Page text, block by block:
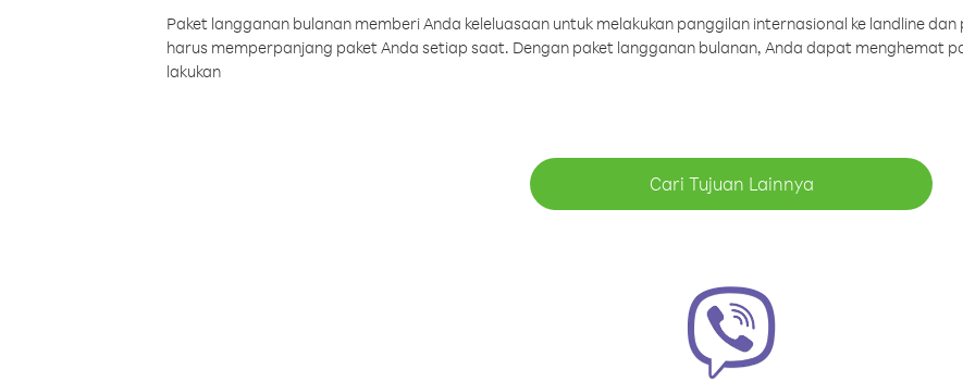
Paket langganan bulanan memberi Anda keleluasaan untuk melakukan panggilan internasional ke landline
harus memperpanjang paket Anda setiap saat. Dengan paket langganan bulanan, Anda dapat menghemat
lakukan
Cari Tujuan Lainnya